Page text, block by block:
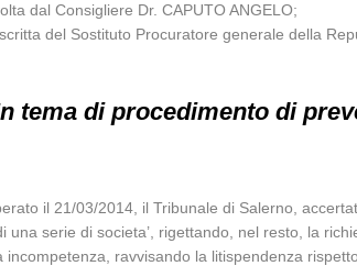
dal Consigliere Dr. CAPUTO ANGELO;
del Sostituto Procuratore generale della
tema di procedimento di
il 21/03/2014, il Tribunale di Salerno,
una serie di societa’, rigettando, nel resto, la
incompetenza, ravvisando la litispendenza